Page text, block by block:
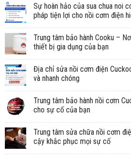
Sự hoàn hảo của sua chua noi
pháp tiện lợi cho nồi cơm điện
Trung tâm bảo hành Cooku –
thiết bị gia dụng của bạn
Địa chỉ sửa nồi cơm điện
và nhanh chóng
Trung tâm bảo hành nồi cơm
cho sự cố của bạn
Trung tâm sửa chữa nồi cơm
cậy khắc phục mọi sự cố